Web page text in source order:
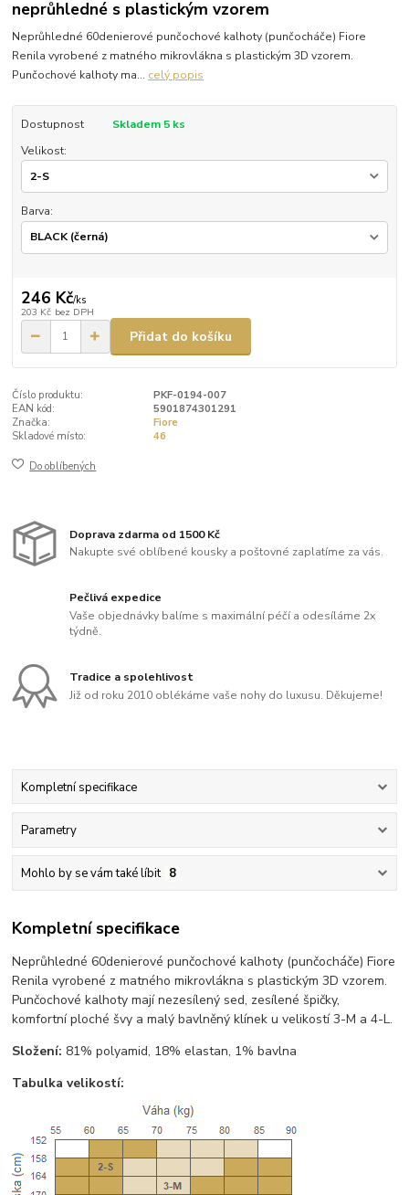
neprůhledné s plastickým vzorem
Neprůhledné 60denierové punčochové kalhoty (punčocháče) Fiore
Renila vyrobené z matného mikrovlákna s plastickým 3D vzorem.
Punčochové kalhoty ma... celý popis
Dostupnost
Skladem 5 ks
Velikost:
Barva:
246 Kč/ks
203 Kč bez DPH
Přidat do košíku
Číslo produktu:
PKF-0194-007
EAN kód:
5901874301291
Značka:
Fiore
Skladové místo:
46
Do oblíbených
Doprava zdarma od 1500 Kč
Nakupte své oblíbené kousky a poštovné zaplatíme za vás.
Pečlivá expedice
Vaše objednávky balíme s maximální péčí a odesíláme 2x
týdně.
Tradice a spolehlivost
Již od roku 2010 oblékáme vaše nohy do luxusu. Děkujeme!
Kompletní specifikace
Parametry
Mohlo by se vám také líbit 8
Kompletní specifikace
Neprůhledné 60denierové punčochové kalhoty (punčocháče) Fiore
Renila vyrobené z matného mikrovlákna s plastickým 3D vzorem.
Punčochové kalhoty mají nezesílený sed, zesílené špičky,
komfortní ploché švy a malý bavlněný klínek u velikostí 3-M a 4-L.
Složení: 81% polyamid, 18% elastan, 1% bavlna
Tabulka velikostí: